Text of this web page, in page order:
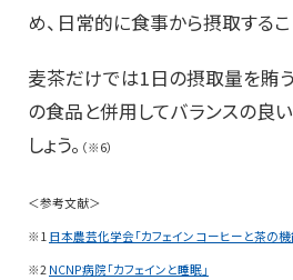
め、日常的に食事から摂取するこ
麦茶だけでは1日の摂取量を賄
の食品と併用してバランスの良
しょう。 （※6）
＜参考文献＞
※1 日本農芸化学会「カフェイン コーヒーと茶の
※2 NCNP病院「カフェインと睡眠」